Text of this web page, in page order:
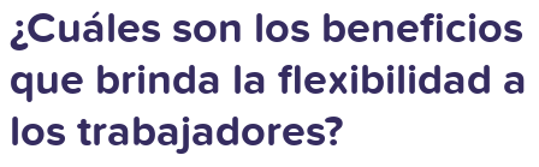
¿Cuáles son los beneficios
que brinda la flexibilidad a
los trabajadores?